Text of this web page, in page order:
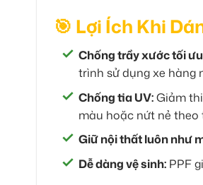
🎯 Lợi Ích Khi
Chống trầy xước tối
trình sử dụng xe hàng
Chống tia UV:Giảm
màu hoặc nứt nẻ theo
Giữ nội thất luôn như
Dễ dàng vệ sinh: PPF